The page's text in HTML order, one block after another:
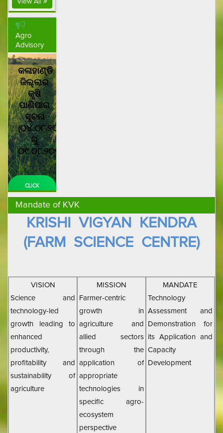
View All
Agro
Advisory
କଳାହାଣ୍ଡି
ଜିଲ୍ଲାର
କୃଷି
ପାଣିପାଗ
ସୂଚନା
(୦୪.୦୮.୨୦୧୬
ରୁ
୦୯.୦୮.୨୦୧୬)
CLICK
Mandate of KVK
KRISHI VIGYAN KENDRA
(FARM SCIENCE CENTRE)
VISION
Science and
technology-led
growth leading to
enhanced
productivity,
profitability and
sustainability of
agriculture
MISSION
Farmer-centric
growth in
agriculture and
allied sectors
through the
application of
appropriate
technologies in
specific agro-
ecosystem
perspective
MANDATE
Technology
Assessment and
Demonstration for
its Application and
Capacity
Development